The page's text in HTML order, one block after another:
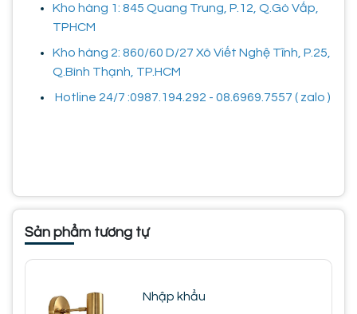
Kho hàng 1: 845 Quang Trung, P.12, Q.Gò Vấp,
TPHCM
Kho hàng 2: 860/60 D/27 Xô Viết Nghệ Tĩnh, P.25,
Q.Bình Thạnh, TP.HCM
Hotline 24/7 :0987.194.292 - 08.6969.7557 ( zalo )
Sản phẩm tương tự
Nhập khẩu